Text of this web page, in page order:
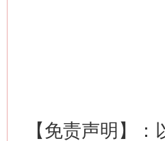
【免责声明】